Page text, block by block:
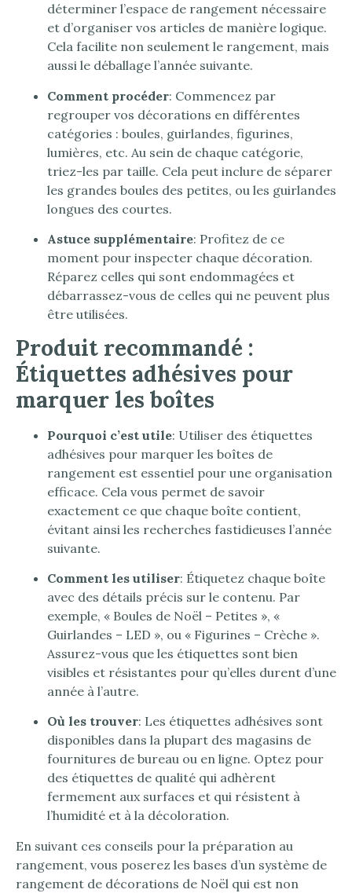
déterminer l’espace de rangement nécessaire
et d’organiser vos articles de manière logique.
Cela facilite non seulement le rangement, mais
aussi le déballage l’année suivante.
Comment procéder: Commencez par
regrouper vos décorations en différentes
catégories : boules, guirlandes, figurines,
lumières, etc. Au sein de chaque catégorie,
triez-les par taille. Cela peut inclure de séparer
les grandes boules des petites, ou les guirlandes
longues des courtes.
Astuce supplémentaire: Profitez de ce
moment pour inspecter chaque décoration.
Réparez celles qui sont endommagées et
débarrassez-vous de celles qui ne peuvent plus
être utilisées.
Produit recommandé :
Étiquettes adhésives pour
marquer les boîtes
Pourquoi c’est utile: Utiliser des étiquettes
adhésives pour marquer les boîtes de
rangement est essentiel pour une organisation
efficace. Cela vous permet de savoir
exactement ce que chaque boîte contient,
évitant ainsi les recherches fastidieuses l’année
suivante.
Comment les utiliser: Étiquetez chaque boîte
avec des détails précis sur le contenu. Par
exemple, « Boules de Noël – Petites », «
Guirlandes – LED », ou « Figurines – Crèche ».
Assurez-vous que les étiquettes sont bien
visibles et résistantes pour qu’elles durent d’une
année à l’autre.
Où les trouver: Les étiquettes adhésives sont
disponibles dans la plupart des magasins de
fournitures de bureau ou en ligne. Optez pour
des étiquettes de qualité qui adhèrent
fermement aux surfaces et qui résistent à
l’humidité et à la décoloration.
En suivant ces conseils pour la préparation au
rangement, vous poserez les bases d’un système de
rangement de décorations de Noël qui est non